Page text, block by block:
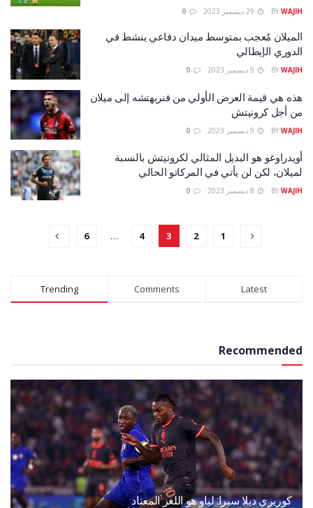
BY WAJIH
الميلان مُعجب بمتوسط ميدان دفاعي ينشط في
الدوري الإيطالي
BY WAJIH
هذه هي قيمة العرض الأولي من فنربهتشه إلى ميلان
من أجل كرونيتش
BY WAJIH
أويدراوغو هو البديل المثالي لكرونيتش بالنسبة
لميلان، لكن لن يأتي في المركاتو الحالي
BY WAJIH
1
2
3
4
…
6
Trending Comments Latest
Recommended
كوريري ديلا سيرا: لياو هو اللغز المعتاد